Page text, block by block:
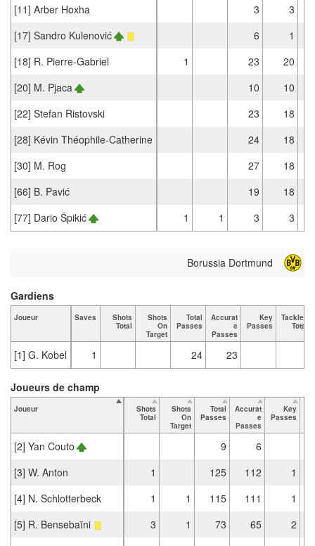
[11] Arber Hoxha
3
3
[17] Sandro Kulenović
6
1
[18] R. Pierre-Gabriel
1 23
20
[20] M. Pjaca
10
10
[22] Stefan Ristovski
23
18
[28] Kévin Théophile-Catherine
24
18
[30] M. Rog
27
18
[66] B. Pavić
19
18
[77] Dario Špikić
1 1 3 3
Borussia Dortmund
Joueur Saves
Shots
Total
Shots
On
Target
Total
Passes
Accurat
e
Passes
Key
Passes
Tackles
Total
[1] G. Kobel 1 24 23
Gardiens
Joueur
Shots
Total
Shots
On
Target
Total
Passes
Accurat
e
Passes
Key
Passes
[2] Yan Couto 9
6
[3] W. Anton
1 125 112
1
[4] N. Schlotterbeck
1 1 115 111
1
[5] R. Bensebaïni
3 1 73 65
2
Joueurs de champ